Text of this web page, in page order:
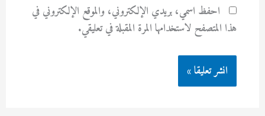
احفظ اسمي، بريدي الإلكتروني، والموقع الإلكتروني في
هذا المتصفح لاستخدامها المرة المقبلة في تعليقي.